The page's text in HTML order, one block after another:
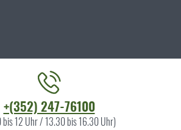
+(352) 247-76100
bis 12 Uhr / 13.30 bis 16.30 Uhr)